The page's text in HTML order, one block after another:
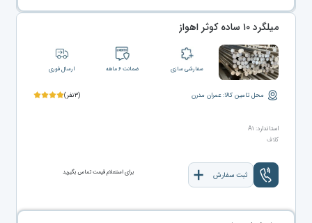
میلگرد ۱۰ ساده کوثر اهواز
سفارشی سازی ضمانت ۶ ماهه ارسال فوری
محل تامین کالا: عمران مدرن (۳نفر)
استاندارد: A۱
کلاف
ثبت سفارش برای استعلام قیمت تماس بگیرید